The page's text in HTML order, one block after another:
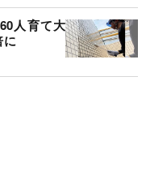
人育て大
に